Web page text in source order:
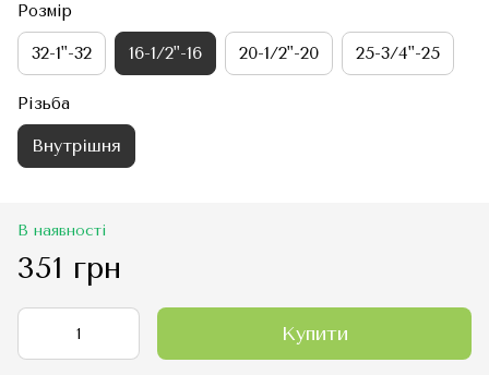
Розмір
32-1"-32 16-1/2"-16 20-1/2"-20 25-3/4"-25
Різьба
Внутрішня
В наявності
351 грн
Купити